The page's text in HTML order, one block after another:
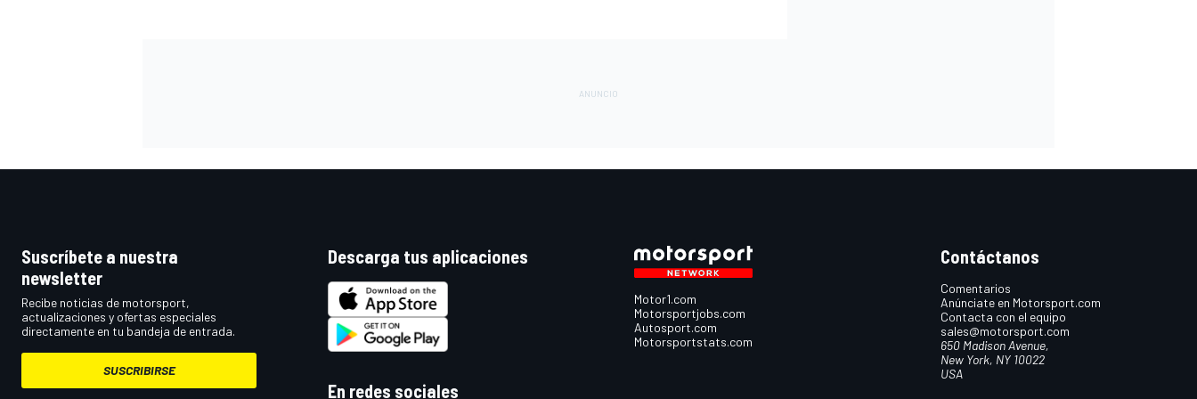
Suscríbete a nuestra
newsletter
Recibe noticias de motorsport,
actualizaciones y ofertas especiales
directamente en tu bandeja de entrada.
SUSCRIBIRSE
Descarga tus aplicaciones
En redes sociales
Motor1.com
Motorsportjobs.com
Autosport.com
Motorsportstats.com
Contáctanos
Comentarios
Anúnciate en Motorsport.com
Contacta con el equipo
sales@motorsport.com
650 Madison Avenue,
New York, NY 10022
USA